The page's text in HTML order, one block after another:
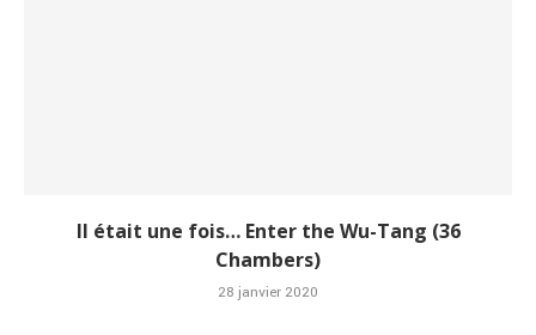
Il était une fois… Enter the Wu-Tang (36
Chambers)
28 janvier 2020